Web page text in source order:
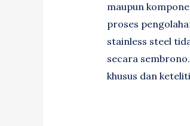
maupun
proses
stainless steel
secara
khusus dan